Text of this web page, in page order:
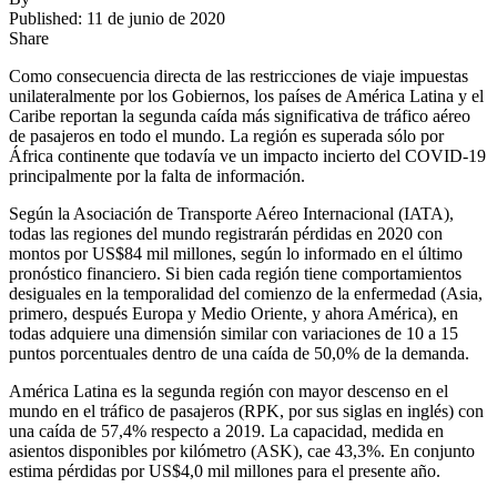
Published: 11 de junio de 2020
Share
Como consecuencia directa de las restricciones de viaje impuestas
unilateralmente por los Gobiernos, los países de América Latina y el
Caribe reportan la segunda caída más significativa de tráfico aéreo
de pasajeros en todo el mundo. La región es superada sólo por
África continente que todavía ve un impacto incierto del COVID-19
principalmente por la falta de información.
Según la Asociación de Transporte Aéreo Internacional (IATA),
todas las regiones del mundo registrarán pérdidas en 2020 con
montos por US$84 mil millones, según lo informado en el último
pronóstico financiero. Si bien cada región tiene comportamientos
desiguales en la temporalidad del comienzo de la enfermedad (Asia,
primero, después Europa y Medio Oriente, y ahora América), en
todas adquiere una dimensión similar con variaciones de 10 a 15
puntos porcentuales dentro de una caída de 50,0% de la demanda.
América Latina es la segunda región con mayor descenso en el
mundo en el tráfico de pasajeros (RPK, por sus siglas en inglés) con
una caída de 57,4% respecto a 2019. La capacidad, medida en
asientos disponibles por kilómetro (ASK), cae 43,3%. En conjunto
estima pérdidas por US$4,0 mil millones para el presente año.